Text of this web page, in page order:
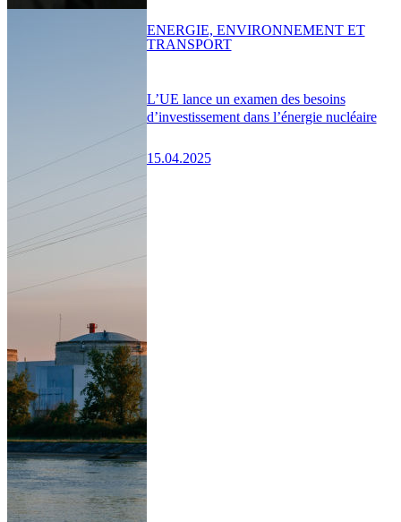
L’UE lance un examen des besoins
d’investissement dans l’énergie nucléaire
15.04.2025
ENERGIE, ENVIRONNEMENT ET
TRANSPORT